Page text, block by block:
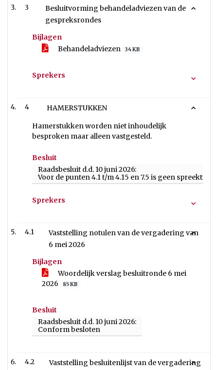
3
Besluitvorming behandeladviezen van de
gespreksrondes
Bijlagen
Behandeladviezen
34 KB
Sprekers
4 HAMERSTUKKEN
Hamerstukken worden niet inhoudelijk
besproken maar alleen vastgesteld.
Besluit
Raadsbesluit d.d. 10 juni 2026:
Voor de punten 4.1 t/m 4.15 en 7.5 is geen
Sprekers
4.1
Vaststelling notulen van de vergadering van
6 mei 2026
Bijlagen
Woordelijk verslag besluitronde 6 mei
2026
85 KB
Besluit
Raadsbesluit d.d. 10 juni 2026:
Conform besloten
4.2 Vaststelling besluitenlijst van de vergadering